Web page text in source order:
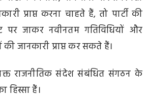
प्राप्त करना चाहते हैं, तो पार्टी की
पर जाकर नवीनतम गतिविधियों और
जानकारी प्राप्त कर सकते हैं।
राजनीतिक संदेश संबंधित संगठन के
हिस्सा हैं।